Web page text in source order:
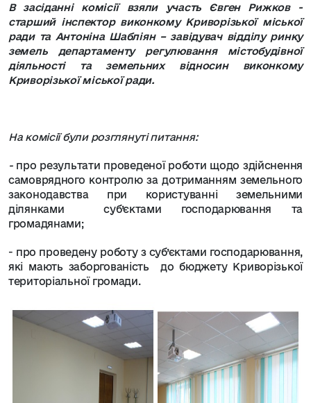
В засіданні комісії взяли участь Євген Рижков -
старший інспектор виконкому Криворізької міської
ради та Антоніна Шабліян – завідувач відділу ринку
земель департаменту регулювання містобудівної
діяльності та земельних відносин виконкому
Криворізької міської ради.
На комісіїбули розглянутіпитання:
- про результати проведеної роботи щодо здійснення
самоврядного контролю за дотриманням земельного
законодавства при користуванні земельними
ділянками суб’єктами господарювання та
громадянами;
- про проведену роботу з суб’єктами господарювання,
які мають заборгованість до бюджету Криворізької
територіальної громади.